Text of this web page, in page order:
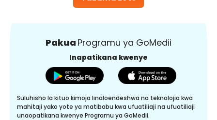
Pakua Programu ya GoMedii
Inapatikana kwenye
Suluhisho la kituo kimoja linaloendeshwa na teknolojia kwa
mahitaji yako yote ya matibabu kwa ufuatiliaji na ufuatiliaji
unaopatikana kwenye Programu ya GoMedii.